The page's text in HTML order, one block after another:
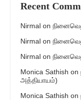
Recent
Nirmal on
Nirmal on
Nirmal on
Monica Sathish on
அத்தியாயம்)
Monica Sathish on